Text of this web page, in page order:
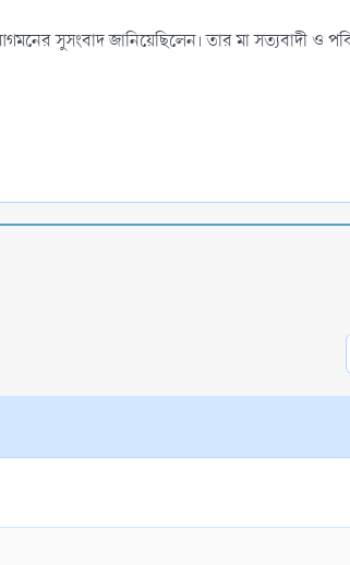
সুসংবাদ জানিয়েছিলেন। তার মা সত্যবাদী ও